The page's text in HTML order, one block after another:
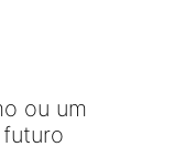
ou um